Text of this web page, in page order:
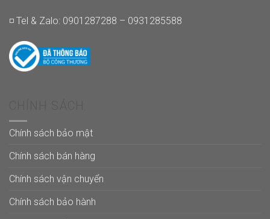
◽ Tel & Zalo: 0901287288 – 0931285588
Chính sách bảo mật
Chính sách bán hàng
Chính sách vận chuyển
Chính sách bảo hành